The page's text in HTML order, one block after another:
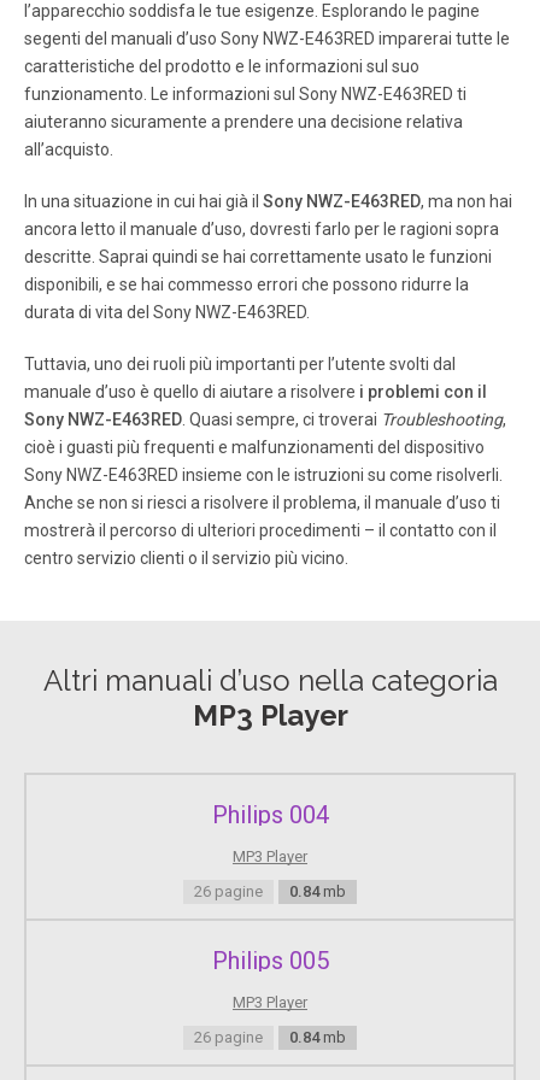
Pagina 7
NWZ-E463 / E464 / E465 / E463K / E463HK 4-299-668-
11(3) Using “Music Unlimited” Ser vice 7 7 Listening to
songs in “ My Library ” Y ou ca n listen to specific songs b
y selec ting from [All Songs], [Alb um], [Artist], or [Pla
search function.
Pagina 8
NWZ-E463 / E464 / E465 / E463K / E463HK 4-287-668-
11(1) Using “Music Unlimited” Ser vice 8 8 About the
nlimited” b y pur chasing the “ Mu sic U nlimited ” licence
(Basic or Pr emium) o n your co mp uter .
l’apparecchio soddisfa le tue esigenze. Esplorando le pagine
segenti del manuali d’uso Sony NWZ-E463RED imparerai tutte le
caratteristiche del prodotto e le informazioni sul suo
funzionamento. Le informazioni sul Sony NWZ-E463RED ti
aiuteranno sicuramente a prendere una decisione relativa
all’acquisto.
In una situazione in cui hai già il Sony NWZ-E463RED, ma non hai
ancora letto il manuale d’uso, dovresti farlo per le ragioni sopra
descritte. Saprai quindi se hai correttamente usato le funzioni
disponibili, e se hai commesso errori che possono ridurre la
durata di vita del Sony NWZ-E463RED.
Tuttavia, uno dei ruoli più importanti per l’utente svolti dal
manuale d’uso è quello di aiutare a risolvere i problemi con il
Sony NWZ-E463RED . Quasi sempre, ci troverai Troubleshooting,
cioè i guasti più frequenti e malfunzionamenti del dispositivo
Sony NWZ-E463RED insieme con le istruzioni su come risolverli.
Anche se non si riesci a risolvere il problema, il manuale d’uso ti
mostrerà il percorso di ulteriori procedimenti – il contatto con il
centro servizio clienti o il servizio più vicino.
Altri manuali d’uso nella categoria
MP3 Player
Philips 004
MP3 Player
26 pagine
0.84mb
Philips 005
MP3 Player
26 pagine
0.84mb